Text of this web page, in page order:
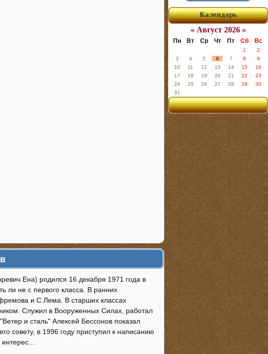
Ена) родился 16 декабря 1971 года в
ли не с первого класса. В ранних
и С.Лема. В старших классах
Служил в Вооруженных Силах, работал
и сталь" Алексей Бессонов показал
совету, в 1996 году приступил к написанию
интерес…
Календарь
« Август 2026 »
Пн Вт Ср Чт Пт Сб Вс
1
2
3
4 5 6 7 8
9
10
11 12 13 14 15
16
17
18 19 20 21 22
23
24
25 26 27 28 29
30
31